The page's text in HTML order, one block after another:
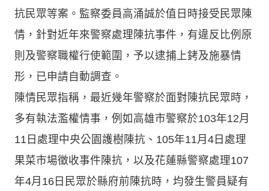
抗民眾等案。監察委員高涌誠於值日時接受民眾陳
情，針對近年來警察處理陳抗事件，有違反比例原
則及警察職權行使範圍，予以逮捕上銬及施暴情
形，已申請自動調查。
陳情民眾指稱，最近幾年警察於面對陳抗民眾時，
多有執法濫權情事，例如高雄市警察於103年12月
11日處理中央公園護樹陳抗、105年11月4日處理
果菜市場徵收事件陳抗，以及花蓮縣警察處理107
年4月16日民眾於縣府前陳抗時，均發生警員疑有